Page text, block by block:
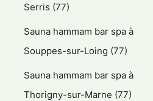
Serris (77)
Sauna hammam bar spa à
Souppes-sur-Loing (77)
Sauna hammam bar spa à
Thorigny-sur-Marne (77)